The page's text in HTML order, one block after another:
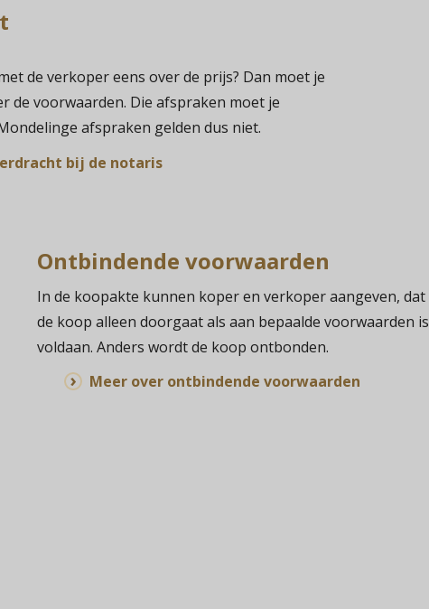
de verkoper eens over de prijs? Dan moet je
de voorwaarden. Die afspraken moet je
afspraken gelden dus niet.
bij de notaris
Ontbindende voorwaarden
In de koopakte kunnen koper en verkoper aangeven, dat
de koop alleen doorgaat als aan bepaalde voorwaarden is
voldaan. Anders wordt de koop ontbonden.
Meer over ontbindende voorwaarden